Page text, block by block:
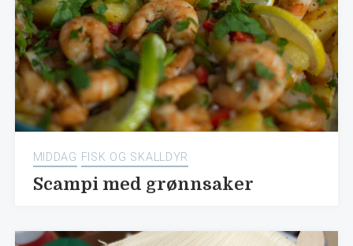
MIDDAG FISK OG SKALLDYR
Scampi med grønnsaker